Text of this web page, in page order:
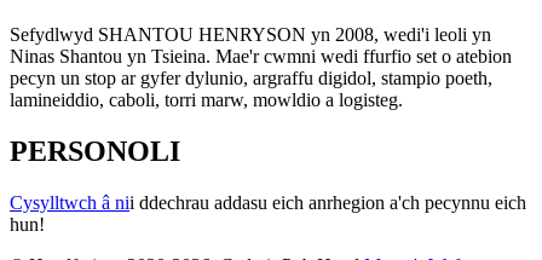
Sefydlwyd SHANTOU HENRYSON yn 2008, wedi'i leoli yn
Ninas Shantou yn Tsieina. Mae'r cwmni wedi ffurfio set o atebion
pecyn un stop ar gyfer dylunio, argraffu digidol, stampio poeth,
lamineiddio, caboli, torri marw, mowldio a logisteg.
PERSONOLI
Cysylltwch â nii ddechrau addasu eich anrhegion a'ch pecynnu eich
hun!